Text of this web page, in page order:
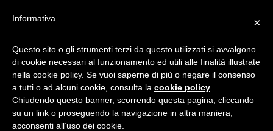
VINO
Tagged
×
Informativa
Questo sito o gli strumenti terzi da questo utilizzati si avvalgono
di cookie necessari al funzionamento ed utili alle finalità illustrate
nella cookie policy. Se vuoi saperne di più o negare il consenso
a tutti o ad alcuni cookie, consulta la cookie policy
Chiudendo questo banner, scorrendo questa pagina, cliccando
su un link o proseguendo la navigazione in altra maniera,
acconsenti all’uso dei cookie.